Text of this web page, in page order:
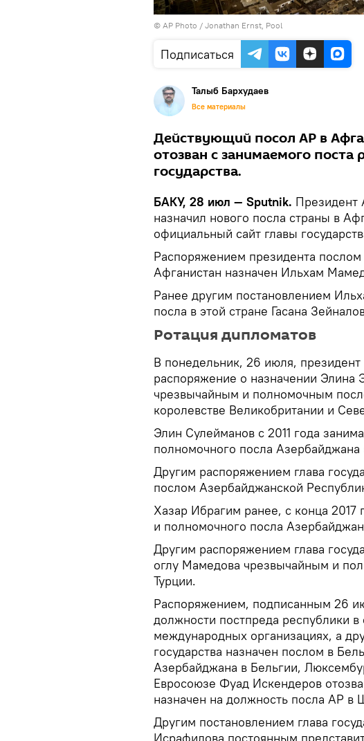
© AP Photo / Jonathan Ernst, Pool
Подписаться
Талыб Бархудаев
Все материалы
Действующий посол АР в
отозван с занимаемого
государства.
БАКУ, 28 июл — Sputnik. Президент
назначил нового посла страны в
официальный сайт главы
Распоряжением президента
Афганистан назначен Ильхам
Ранее другим постановлением
посла в этой стране Гасана
Ротация дипломатов
В понедельник, 26 июля,
распоряжение о назначении Элина
чрезвычайным и полномочным
королевстве Великобритании и
Элин Сулейманов с 2011 года
полномочного посла
Другим распоряжением глава
послом Азербайджанской
Хазар Ибрагим ранее, с конца 2017
и полномочного посла
Другим распоряжением глава
оглу Мамедова чрезвычайным и
Турции.
Распоряжением, подписанным 26
должности постпреда республики
международных организациях, а
государства назначен послом в
Азербайджана в Бельгии,
Евросоюзе Фуад Искендеров
назначен на должность посла АР в
Другим постановлением глава